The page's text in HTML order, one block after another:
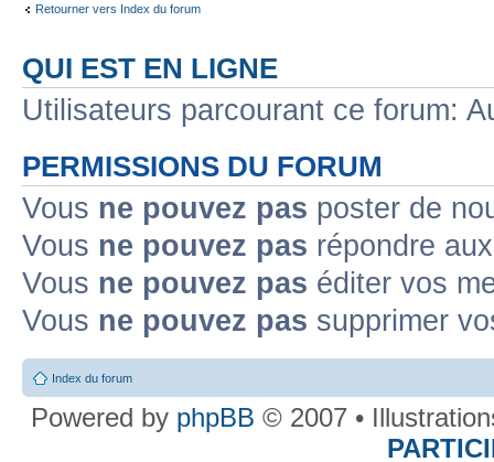
Retourner vers Index du forum
QUI EST EN LIGNE
Utilisateurs parcourant ce forum:
PERMISSIONS DU FORUM
Vous ne pouvez pas poster de
Vous ne pouvez pas répondre
Vous ne pouvez pas éditer vos
Vous ne pouvez pas supprimer
Index du forum
Powered by phpBB © 2007 •